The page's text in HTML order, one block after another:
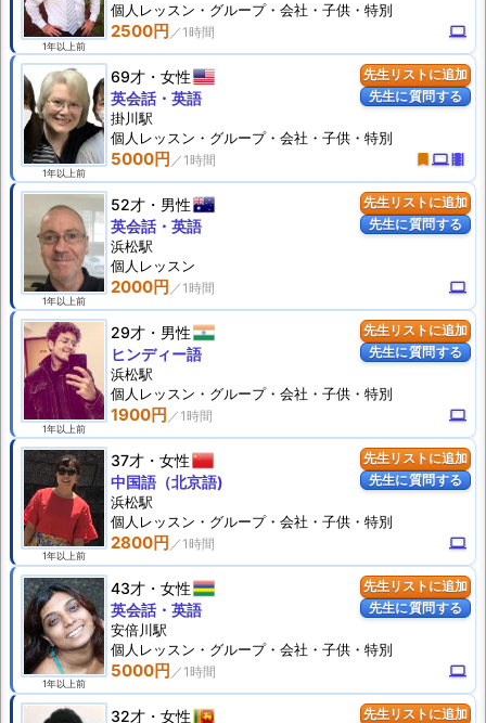
1年以上前
2500円 computer
個人 レッスン ・グループ・会社・子供・特別
先生リストに追加
先生に質問する
1年以上前
69才 女性
5000円 turned_in computertheaters
英会話・英語
掛川駅
個人 レッスン ・グループ・会社・子供・特別
先生リストに追加
先生に質問する
1年以上前
52才 男性
2000円 computer
英会話・英語
浜松駅
個人 レッスン
先生リストに追加
先生に質問する
1年以上前
29才 男性
1900円 computer
ヒンディー語
浜松駅
個人 レッスン ・グループ・会社・子供・特別
先生リストに追加
先生に質問する
1年以上前
37才 女性
2800円 computer
中国語（北京語)
浜松駅
個人 レッスン ・グループ・会社・子供・特別
先生リストに追加
先生に質問する
1年以上前
43才 女性
5000円 computer
英会話・英語
安倍川駅
個人 レッスン ・グループ・会社・子供・特別
先生リストに追加
32才 女性